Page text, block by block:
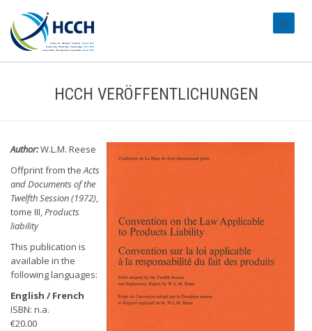
HCCH VERÖFFENTLICHUNGEN
Author:W.L.M. Reese
Offprint from theActs
and Documents of the
Twelfth Session (1972),
tome III,Products
liability
This publication is
available in the
following languages:
English / French
ISBN: n.a.
€20.00